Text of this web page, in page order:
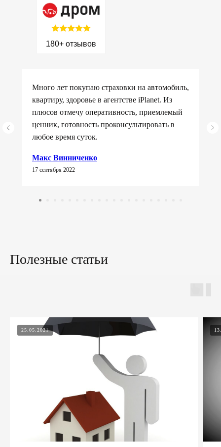
180+ отзывов
Много лет покупаю страховки на автомобиль,
квартиру, здоровье в агентстве iPlanet. Из
плюсов отмечу оперативность, приемлемый
ценник, готовность проконсультировать в
любое время суток.
Макс Винниченко
17 сентября 2022
Полезные статьи
25.05.2021